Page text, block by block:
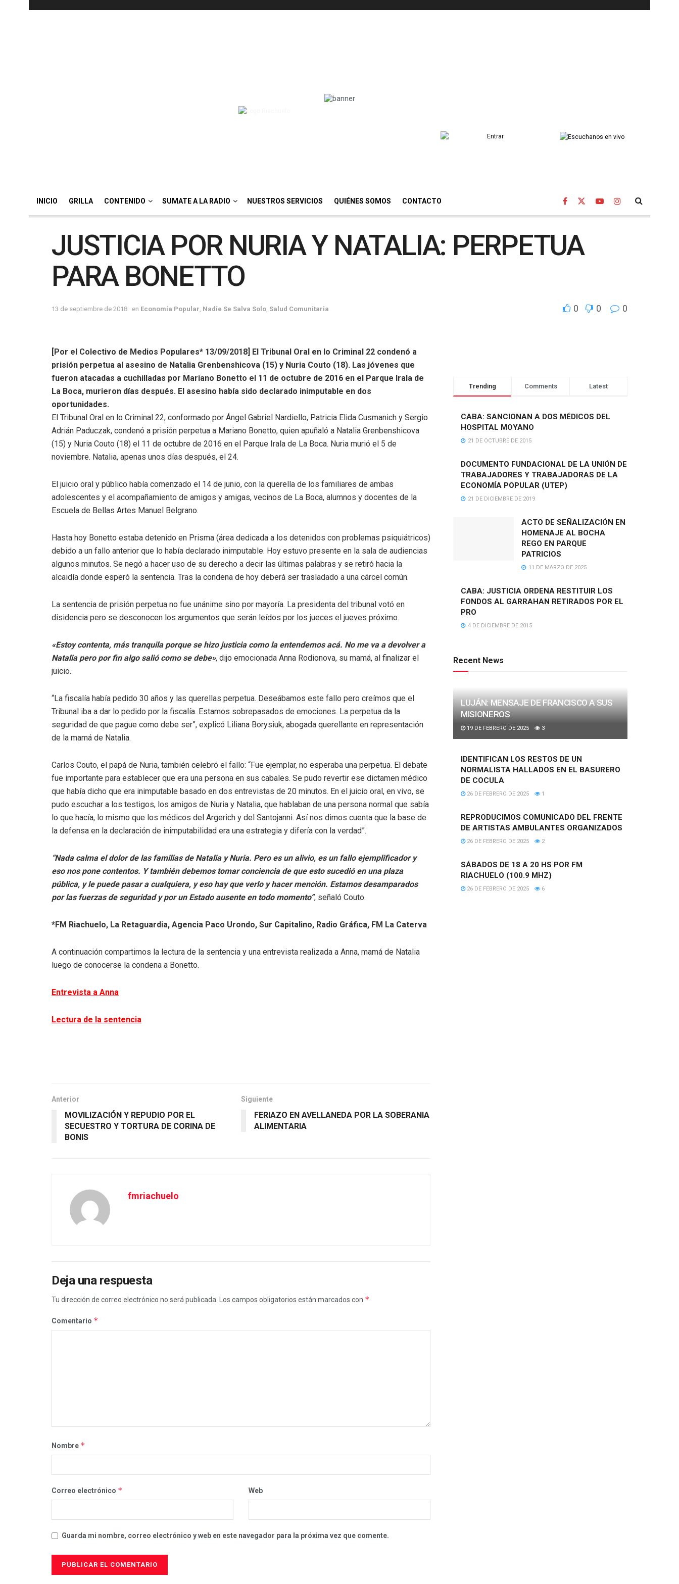
INICIO GRILLA CONTENIDO SUMATE A LA RADIO NUESTROS SERVICIOS QUIÉNES SOMOS CONTACTO
JUSTICIA POR NURIA Y NATALIA: PERPETUA
PARA BONETTO
13 de septiembre de 2018 en Economía Popular, Nadie Se Salva Solo, Salud Comunitaria 0 0 0
[Por el Colectivo de Medios Populares* 13/09/2018] El Tribunal Oral en lo Criminal 22 condenó a
prisión perpetua al asesino de Natalia Grenbenshicova (15) y Nuria Couto (18). Las jóvenes que
fueron atacadas a cuchilladas por Mariano Bonetto el 11 de octubre de 2016 en el Parque Irala de
La Boca, murieron días después. El asesino había sido declarado inimputable en dos
oportunidades.
El Tribunal Oral en lo Criminal 22, conformado por Ángel Gabriel Nardiello, Patricia Elida Cusmanich y Sergio
Adrián Paduczak, condenó a prisión perpetua a Mariano Bonetto, quien apuñaló a Natalia Grenbenshicova
(15) y Nuria Couto (18) el 11 de octubre de 2016 en el Parque Irala de La Boca. Nuria murió el 5 de
noviembre. Natalia, apenas unos días después, el 24.
El juicio oral y público había comenzado el 14 de junio, con la querella de los familiares de ambas
adolescentes y el acompañamiento de amigos y amigas, vecinos de La Boca, alumnos y docentes de la
Escuela de Bellas Artes Manuel Belgrano.
Hasta hoy Bonetto estaba detenido en Prisma (área dedicada a los detenidos con problemas psiquiátricos)
debido a un fallo anterior que lo había declarado inimputable. Hoy estuvo presente en la sala de audiencias
algunos minutos. Se negó a hacer uso de su derecho a decir las últimas palabras y se retiró hacia la
alcaidía donde esperó la sentencia. Tras la condena de hoy deberá ser trasladado a una cárcel común.
La sentencia de prisión perpetua no fue unánime sino por mayoría. La presidenta del tribunal votó en
disidencia pero se desconocen los argumentos que serán leídos por los jueces el jueves próximo.
«Estoy contenta, más tranquila porque se hizo justicia como la entendemos acá. No me va a devolver a
Natalia pero por fin algo salió como se debe», dijo emocionada Anna Rodionova, su mamá, al finalizar el
juicio.
“La fiscalía había pedido 30 años y las querellas perpetua. Deseábamos este fallo pero creímos que el
Tribunal iba a dar lo pedido por la fiscalía. Estamos sobrepasados de emociones. La perpetua da la
seguridad de que pague como debe ser”, explicó Liliana Borysiuk, abogada querellante en representación
de la mamá de Natalia.
Carlos Couto, el papá de Nuria, también celebró el fallo: “Fue ejemplar, no esperaba una perpetua. El debate
fue importante para establecer que era una persona en sus cabales. Se pudo revertir ese dictamen médico
que había dicho que era inimputable basado en dos entrevistas de 20 minutos. En el juicio oral, en vivo, se
pudo escuchar a los testigos, los amigos de Nuria y Natalia, que hablaban de una persona normal que sabía
lo que hacía, lo mismo que los médicos del Argerich y del Santojanni. Así nos dimos cuenta que la base de
la defensa en la declaración de inimputabilidad era una estrategia y difería con la verdad”.
“Nada calma el dolor de las familias de Natalia y Nuria. Pero es un alivio, es un fallo ejemplificador y
eso nos pone contentos. Y también debemos tomar conciencia de que esto sucedió en una plaza
pública, y le puede pasar a cualquiera, y eso hay que verlo y hacer mención. Estamos desamparados
por las fuerzas de seguridad y por un Estado ausente en todo momento”, señaló Couto.
*FM Riachuelo, La Retaguardia, Agencia Paco Urondo, Sur Capitalino, Radio Gráfica, FM La Caterva
A continuación compartimos la lectura de la sentencia y una entrevista realizada a Anna, mamá de Natalia
luego de conocerse la condena a Bonetto.
Entrevista a Anna
Lectura de la sentencia
Anterior
MOVILIZACIÓN Y REPUDIO POR EL
SECUESTRO Y TORTURA DE CORINA DE
BONIS
Siguiente
FERIAZO EN AVELLANEDA POR LA SOBERANIA
ALIMENTARIA
fmriachuelo
Deja una respuesta
Tu dirección de correo electrónico no será publicada. Los campos obligatorios están marcados con *
Comentario *
Nombre *
Correo electrónico * Web
Guarda mi nombre, correo electrónico y web en este navegador para la próxima vez que comente.
Trending Comments Latest
CABA: SANCIONAN A DOS MÉDICOS DEL
HOSPITAL MOYANO
21 DE OCTUBRE DE 2015
DOCUMENTO FUNDACIONAL DE LA UNIÓN DE
TRABAJADORES Y TRABAJADORAS DE LA
ECONOMÍA POPULAR (UTEP)
21 DE DICIEMBRE DE 2019
ACTO DE SEÑALIZACIÓN EN
HOMENAJE AL BOCHA
REGO EN PARQUE
PATRICIOS
11 DE MARZO DE 2025
CABA: JUSTICIA ORDENA RESTITUIR LOS
FONDOS AL GARRAHAN RETIRADOS POR EL
PRO
4 DE DICIEMBRE DE 2015
Recent News
LUJÁN: MENSAJE DE FRANCISCO A SUS
MISIONEROS
19 DE FEBRERO DE 2025 3
IDENTIFICAN LOS RESTOS DE UN
NORMALISTA HALLADOS EN EL BASURERO
DE COCULA
26 DE FEBRERO DE 2025 1
REPRODUCIMOS COMUNICADO DEL FRENTE
DE ARTISTAS AMBULANTES ORGANIZADOS
26 DE FEBRERO DE 2025 2
SÁBADOS DE 18 A 20 HS POR FM
RIACHUELO (100.9 MHZ)
26 DE FEBRERO DE 2025 6